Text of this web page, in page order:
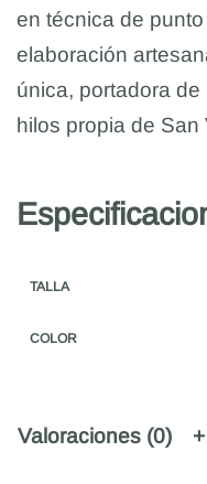
en técnica de
elaboración
única, portadora
hilos propia de San
TALLA
COLOR
Valoraciones (0)